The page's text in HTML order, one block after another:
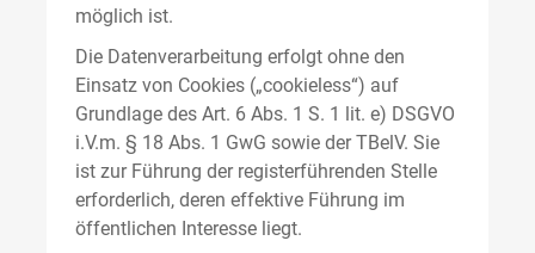
möglich ist.
Die Datenverarbeitung erfolgt ohne den
Einsatz von Cookies („cookieless“) auf
Grundlage des Art. 6 Abs. 1 S. 1 lit. e) DSGVO
i.V.m. § 18 Abs. 1 GwG sowie der TBelV. Sie
ist zur Führung der registerführenden Stelle
erforderlich, deren effektive Führung im
öffentlichen Interesse liegt.